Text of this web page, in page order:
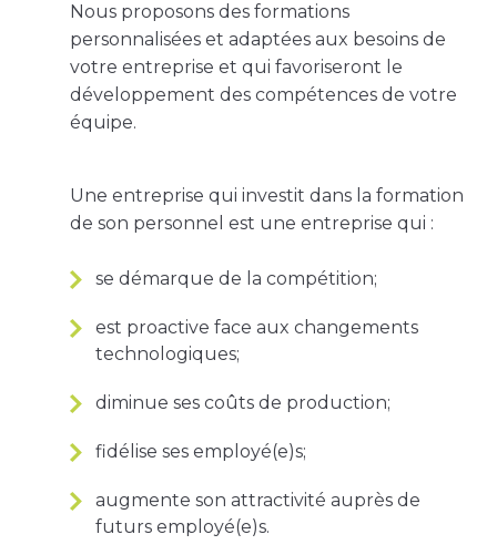
Nous proposons des formations
personnalisées et adaptées aux besoins de
votre entreprise et qui favoriseront le
développement des compétences de votre
équipe.
Une entreprise qui investit dans la formation
de son personnel est une entreprise qui :
se démarque de la compétition;
est proactive face aux changements
technologiques;
diminue ses coûts de production;
fidélise ses employé(e)s;
augmente son attractivité auprès de
futurs employé(e)s.